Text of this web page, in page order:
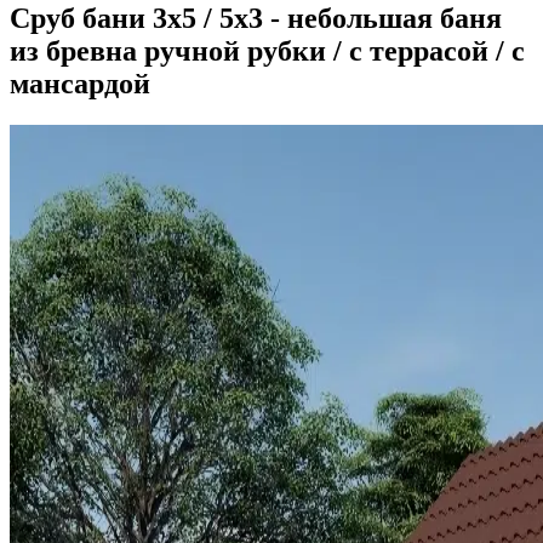
Сруб бани 3х5 / 5x3 - небольшая баня
из бревна ручной рубки / с террасой / с
мансардой